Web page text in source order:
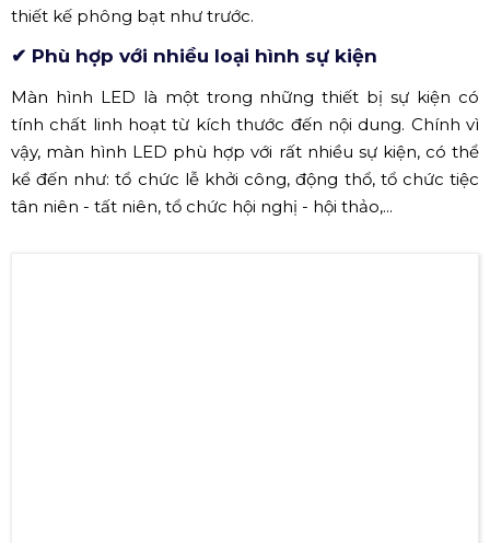
thiết kế phông bạt như trước.
✔ Phù hợp với nhiều loại hình sự kiện
Màn hình LED là một trong những thiết bị sự kiện có
tính chất linh hoạt từ kích thước đến nội dung. Chính vì
vậy, màn hình LED phù hợp với rất nhiều sự kiện, có thể
kể đến như: tổ chức lễ khởi công, động thổ, tổ chức tiệc
tân niên - tất niên, tổ chức hội nghị - hội thảo,...